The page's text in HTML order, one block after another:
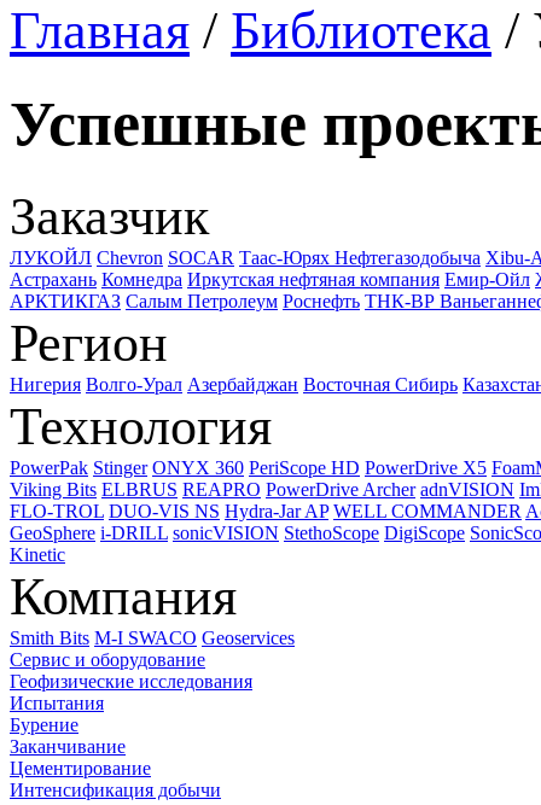
Главная / Библиотека /
Успешные
Заказчик
ЛУКОЙЛ Chevron SOCAR Таас-Юрях Нефтегазодобыча Xibu-
Астрахань Комнедра Иркутская нефтяная компания Емир-Ойл
АРКТИКГАЗ Салым Петролеум Роснефть ТНК-ВР
Регион
Нигерия Волго-Урал Азербайджан Восточная Сибирь
Технология
PowerPak Stinger ONYX 360 PeriScope HD PowerDrive X5
Viking Bits ELBRUS REAPRO PowerDrive Archer adnVISION
FLO-TROL DUO-VIS NS Hydra-Jar AP WELL COMMANDER
GeoSphere i-DRILL sonicVISION StethoScope DigiScope
Kinetic
Компания
Smith Bits M-I SWACO Geoservices
Сервис и оборудование
Геофизические исследования
Испытания
Бурение
Заканчивание
Цементирование
Интенсификация добычи